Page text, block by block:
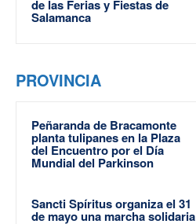
de las Ferias y Fiestas de
Salamanca
PROVINCIA
Peñaranda de Bracamonte
planta tulipanes en la Plaza
del Encuentro por el Día
Mundial del Parkinson
Sancti Spíritus organiza el 31
de mayo una marcha solidaria